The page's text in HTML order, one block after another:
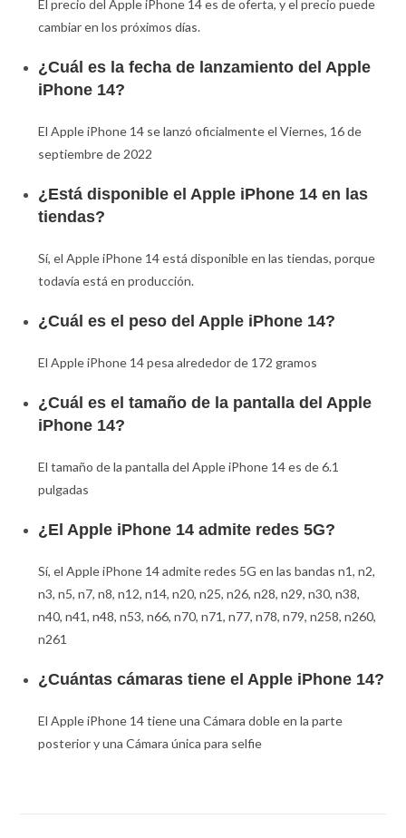
El precio del Apple iPhone 14 es de oferta, y el precio puede
cambiar en los próximos días.
¿Cuál es la fecha de lanzamiento del Apple
iPhone 14?
El Apple iPhone 14 se lanzó oficialmente el Viernes, 16 de
septiembre de 2022
¿Está disponible el Apple iPhone 14 en las
tiendas?
Sí, el Apple iPhone 14 está disponible en las tiendas, porque
todavía está en producción.
¿Cuál es el peso del Apple iPhone 14?
El Apple iPhone 14 pesa alrededor de 172 gramos
¿Cuál es el tamaño de la pantalla del Apple
iPhone 14?
El tamaño de la pantalla del Apple iPhone 14 es de 6.1
pulgadas
¿El Apple iPhone 14 admite redes 5G?
Sí, el Apple iPhone 14 admite redes 5G en las bandas n1, n2,
n3, n5, n7, n8, n12, n14, n20, n25, n26, n28, n29, n30, n38,
n40, n41, n48, n53, n66, n70, n71, n77, n78, n79, n258, n260,
n261
¿Cuántas cámaras tiene el Apple iPhone 14?
El Apple iPhone 14 tiene una Cámara doble en la parte
posterior y una Cámara única para selfie